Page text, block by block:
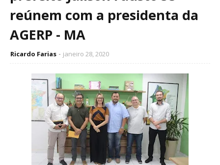
reúnem com a presidenta da
AGERP - MA
Ricardo Farias janeiro 28, 2020